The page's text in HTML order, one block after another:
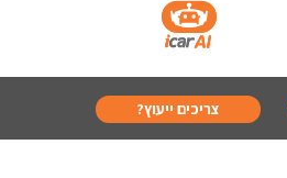
צריכים ייעוץ?